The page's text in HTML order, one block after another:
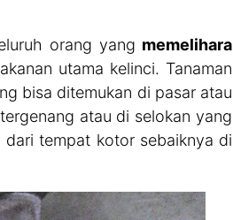
orang yang memelihara
utama kelinci. Tanaman
bisa ditemukan di pasar atau
atau di selokan yang
dari tempat kotor sebaiknya di